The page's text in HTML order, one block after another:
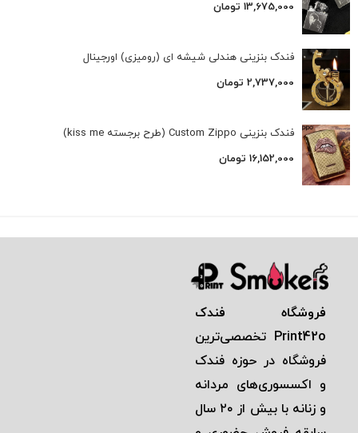
13,675,000 تومان
فندک بنزینی هندلی شیشه ای (رومیزی) اورجینال
2,737,000 تومان
فندک بنزینی Custom Zippo (طرح برجسته kiss me)
16,152,000 تومان
فروشگاه فندک
Print42o تخصصی‌ترين
فروشگاه در حوزه فندک
و اكسسوری‌های مردانه
و زنانه با بيش از ٢٠ سال